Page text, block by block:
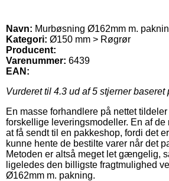
Navn: Murbøsning Ø162mm m.
Kategori: Ø150 mm > Røgrør
Producent:
Varenummer: 6439
EAN:
Vurderet til 4.3 ud af 5 stjerner baseret
En masse forhandlere på nettet
forskellige leveringsmodeller. En af
at få sendt til en pakkeshop, fordi det
kunne hente de bestilte varer når det
Metoden er altså meget let gængelig,
ligeledes den billigste fragtmulighed
Ø162mm m. pakning.